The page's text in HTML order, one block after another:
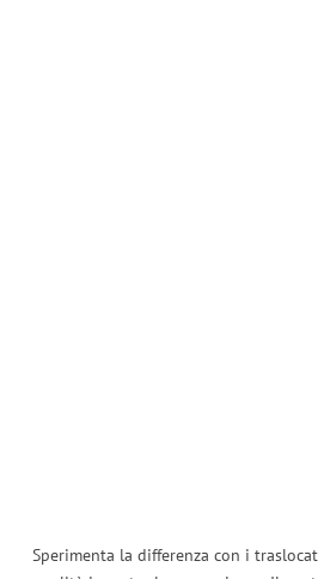
Sperimenta la differenza con i